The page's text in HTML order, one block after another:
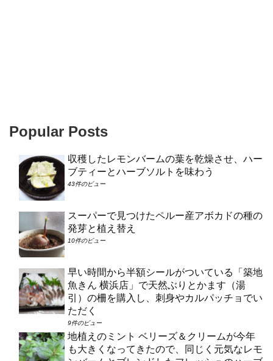
Popular Posts
収穫したレモンバームの葉を乾燥させ、ハー
ブティーとハーブソルトを味わう
43件のビュー
スーパーで見つけたペルー産アボカドの種の
発芽と植え替え
10件のビュー
早い時間から半額シールがついている「築地
魚きん 横浜店」で天然ぶりとかます（湯
引）の柵を購入し、刺身やカルパッチョでい
ただく
9件のビュー
地植えのミント ベリーズ＆クリームが今年
も大きくなってきたので、同じく元気なレモ